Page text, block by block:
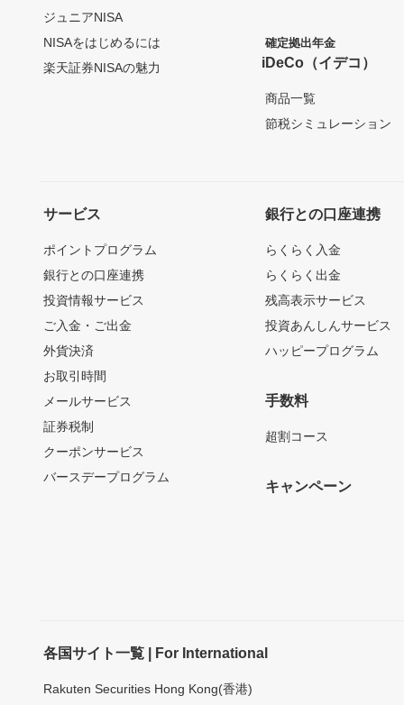
ジュニアNISA
NISAをはじめるには
楽天証券NISAの魅力
確定拠出年金
iDeCo（イデコ）
商品一覧
節税シミュレーション
サービス
ポイントプログラム
銀行との口座連携
投資情報サービス
ご入金・ご出金
外貨決済
お取引時間
メールサービス
証券税制
クーポンサービス
バースデープログラム
銀行との口座連携
らくらく入金
らくらく出金
残高表示サービス
投資あんしんサービス
ハッピープログラム
手数料
超割コース
キャンペーン
各国サイト一覧 | For International
Rakuten Securities Hong Kong(香港)